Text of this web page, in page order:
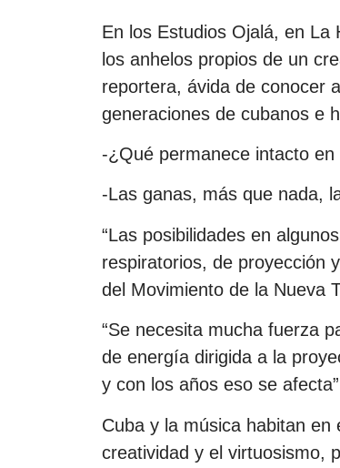
En los Estudios Ojalá, en
los anhelos propios de un
reportera, ávida de conocer
generaciones de cubanos e
-¿Qué permanece intacto
-Las ganas, más que nada,
“Las posibilidades en
respiratorios, de proyección
del Movimiento de la Nueva
“Se necesita mucha fuerza
de energía dirigida a la
y con los años eso se
Cuba y la música habitan
creatividad y el virtuosismo,